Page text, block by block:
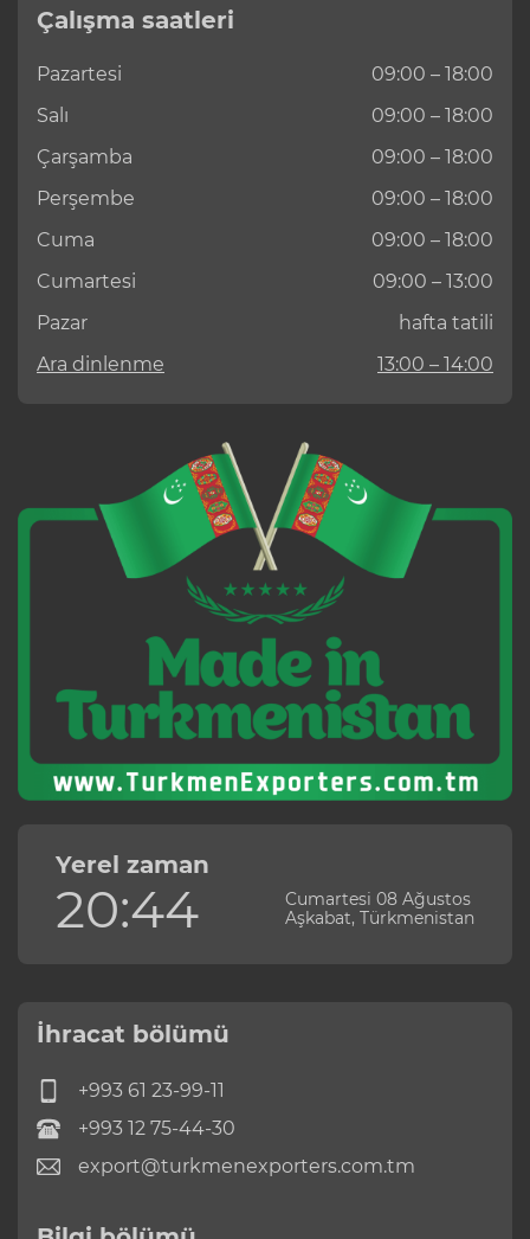
Çalışma saatleri
Pazartesi
09:00 – 18:00
Salı
09:00 – 18:00
Çarşamba
09:00 – 18:00
Perşembe
09:00 – 18:00
Cuma
09:00 – 18:00
Cumartesi
09:00 – 13:00
Pazar
hafta tatili
Ara dinlenme
13:00 – 14:00
Yerel zaman
20:44
Cumartesi 08 Ağustos
Aşkabat, Türkmenistan
İhracat bölümü
+993 61 23-99-11
+993 12 75-44-30
export@turkmenexporters.com.tm